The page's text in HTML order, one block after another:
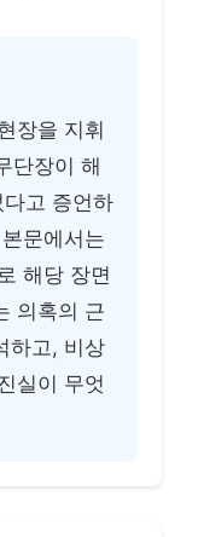
장을 지휘
단장이 해
다고 증언하
문에서는
해당 장면
의혹의 근
하고, 비상
실이 무엇